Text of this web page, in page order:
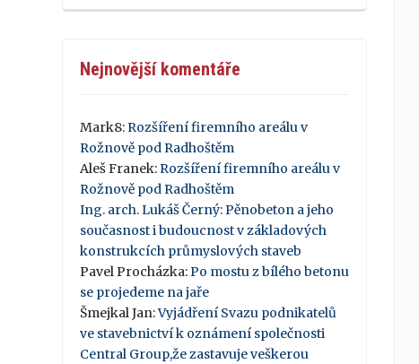
Nejnovější komentáře
Mark8:Rozšíření firemního areálu v
Rožnově pod Radhoštěm
Aleš Franek:Rozšíření firemního areálu v
Rožnově pod Radhoštěm
Ing. arch. Lukáš Černý:Pěnobeton a jeho
současnost i budoucnost v základových
konstrukcích průmyslových staveb
Pavel Procházka:Po mostu z bílého betonu
se projedeme na jaře
Šmejkal Jan:Vyjádření Svazu podnikatelů
ve stavebnictví k oznámení společnosti
Central Group,že zastavuje veškerou